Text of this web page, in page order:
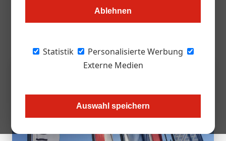
Ablehnen
Statistik
Personalisierte Werbung
Externe Medien
Auswahl speichern
Von 14. bis 16. Jänner wird Linz zum Zentrum der Hotellerie:
Das Motto „Simplicity – einfach(er) machen“ gibt dabei die